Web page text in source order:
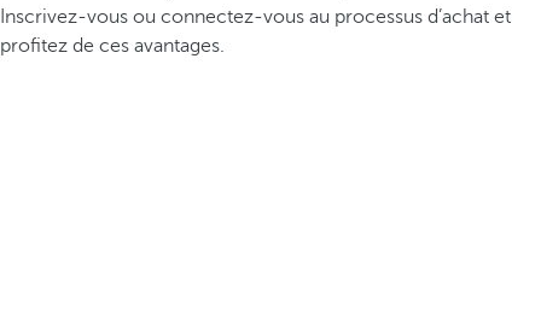
Inscrivez-vous ou connectez-vous au processus d’achat et
profitez de ces avantages.